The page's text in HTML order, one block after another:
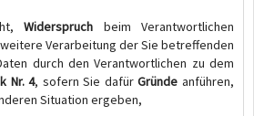
Widerspruch beim Verantwortlichen
Verarbeitung der Sie betreffenden
durch den Verantwortlichen zu dem
Nr. 4, sofern Sie dafürGründe anführen,
Situation ergeben,